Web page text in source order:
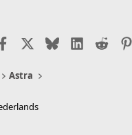
FacebookX (Twitter)
BlueskyLinkedIn
Reddit
Astra